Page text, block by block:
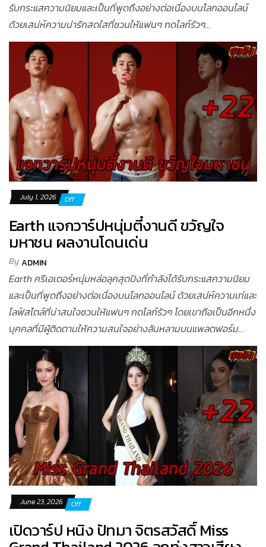
รับกระแสความนิยมและเป็นที่พูดถึงอย่างต่อเนื่องบนโลกออนไลน์
ด้วยเสน่ห์ความน่ารักสดใสที่ชวนให้แฟนๆ กดไลก์รัวๆ...
July 1, 2026 Off
Earth แจกวาร์ปหนุ่มตี๋งานดี ขวัญใจ
มหาชน ผลงานโดนเด่น
ByADMIN
Earth ครีเอเตอร์หนุ่มหล่อลุคสุดปังที่กำลังได้รับกระแสความนิยม
และเป็นที่พูดถึงอย่างต่อเนื่องบนโลกออนไลน์ ด้วยเสน่ห์ความเท่และ
ไลฟ์สไตล์ที่น่าสนใจชวนให้แฟนๆ กดไลก์รัวๆ โดยเขาถือเป็นอีกหนึ่ง
บุคคลที่มีผู้ติดตามให้ความสนใจอย่างล้นหลามบนแพลตฟอร์ม...
June 23, 2026 Off
เปิดวาร์ป หนิง ปัทมา จิตรสวัสดิ์ Miss